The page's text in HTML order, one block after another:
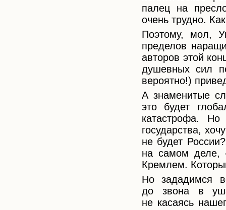
палец на
очень трудно.
Поэтому, мол,
пределов
авторов этой
душевных сил
вероятно!)
А знаменитые
это будет
катастрофа. Но
государства,
не будет
на самом деле,
Кремлем.
Но зададимся
до звона в
не касаясь